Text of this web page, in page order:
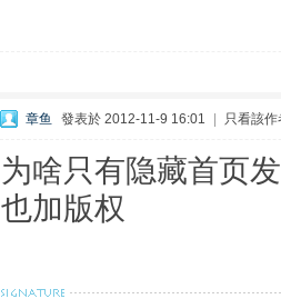
章鱼 發表於 2012-11-9 16:01 只看該作
为啥只有隐藏首页
也加版权